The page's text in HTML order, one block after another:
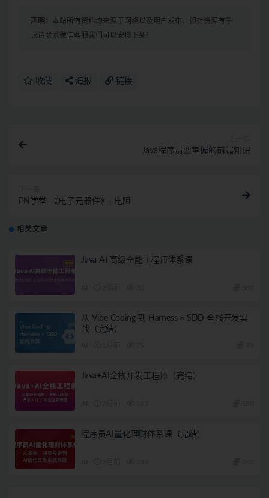
声明： 本站所有资料均来源于网络以及用户发布，如对资源有争
议请联系微信客服我们可以安排下架！
收藏 海报 链接
Java程序员要掌握的前端知识
PN学堂-《电子元器件》- 电阻
相关文章
Java AI 高级全能工程师体系课
从 Vibe Coding 到 Harness × SDD 全栈开发实
战（完结）
Java+AI全栈开发工程师（完结）
程序员AI量化理财体系课（完结）